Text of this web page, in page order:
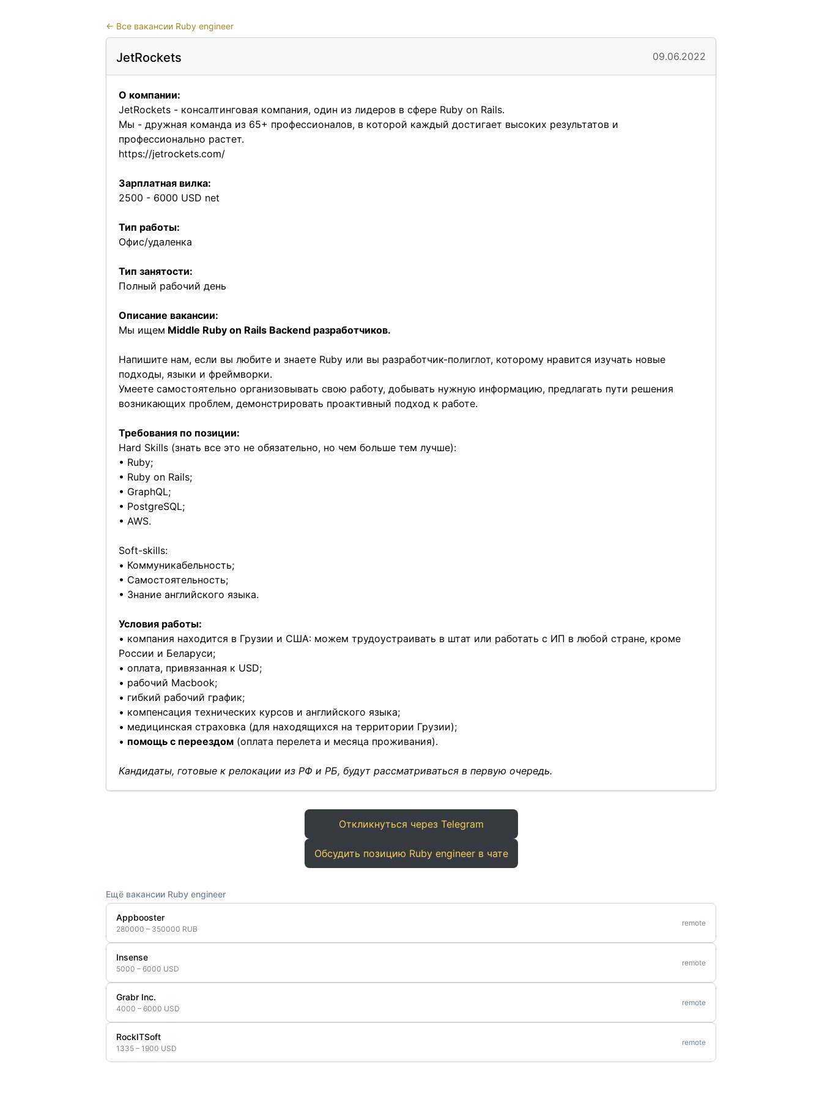
← Все вакансии Ruby engineer
JetRockets 09.06.2022
О компании:
JetRockets - консалтинговая компания, один из лидеров в сфере Ruby on Rails.
Мы - дружная команда из 65+ профессионалов, в которой каждый достигает высоких результатов и
профессионально растет.
https://jetrockets.com/
Зарплатная вилка:
2500 - 6000 USD net
Тип работы:
Офис/удаленка
Тип занятости:
Полный рабочий день
Описание вакансии:
Мы ищем Middle Ruby on Rails Backend разработчиков.
Напишите нам, если вы любите и знаете Ruby или вы разработчик-полиглот, которому нравится изучать новые
подходы, языки и фреймворки.
Умеете самостоятельно организовывать свою работу, добывать нужную информацию, предлагать пути решения
возникающих проблем, демонстрировать проактивный подход к работе.
Требования по позиции:
Hard Skills (знать все это не обязательно, но чем больше тем лучше):
• Ruby;
• Ruby on Rails;
• GraphQL;
• PostgreSQL;
• AWS.
Soft-skills:
• Коммуникабельность;
• Самостоятельность;
• Знание английского языка.
Условия работы:
• компания находится в Грузии и США: можем трудоустраивать в штат или работать с ИП в любой стране, кроме
России и Беларуси;
• оплата, привязанная к USD;
• рабочий Macbook;
• гибкий рабочий график;
• компенсация технических курсов и английского языка;
• медицинская страховка (для находящихся на территории Грузии);
• помощь с переездом(оплата перелета и месяца проживания).
Кандидаты, готовые к релокации из РФ и РБ, будут рассматриваться в первую очередь.
Откликнуться через Telegram
Обсудить позицию Ruby engineer в чате
Ещё вакансии Ruby engineer
Appbooster
280000 – 350000 RUB
remote
Insense
5000 – 6000 USD
remote
Grabr Inc.
4000 – 6000 USD
remote
RockITSoft
1335 – 1900 USD
remote